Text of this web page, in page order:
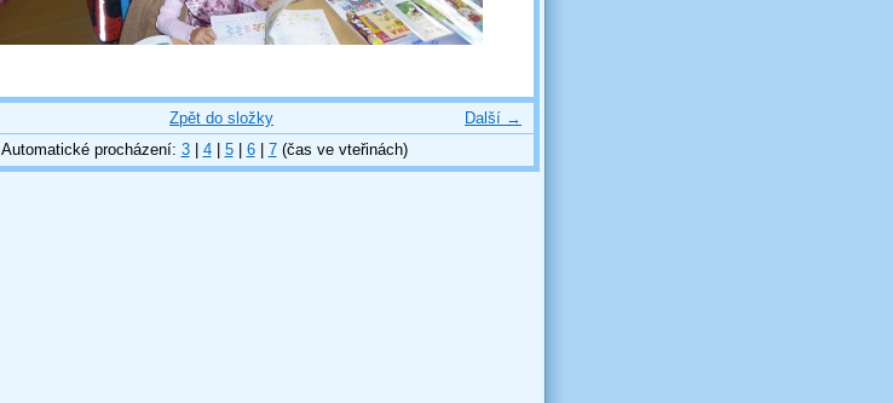
Další →
Zpět do složky
Automatické procházení: 3| 4| 5| 6| 7(čas ve vteřinách)